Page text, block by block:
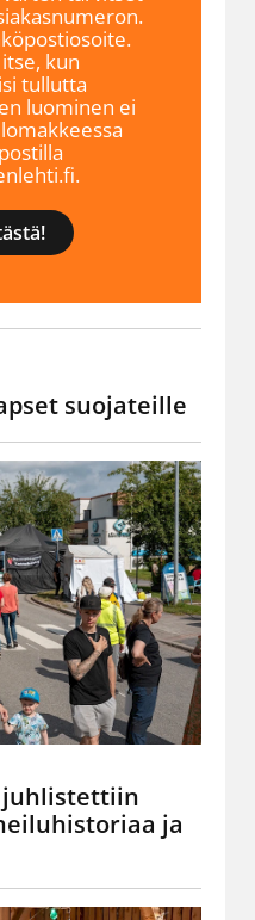
kun
tullutta
luominen ei
suojateille
juhlistettiin
ja